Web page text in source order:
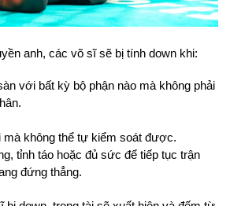
anh, các võ sĩ sẽ bị tính down khi:
với bất kỳ bộ phận nào mà không phải
mà không thể tự kiểm soát được.
tỉnh táo hoặc đủ sức để tiếp tục trận
đứng thẳng.